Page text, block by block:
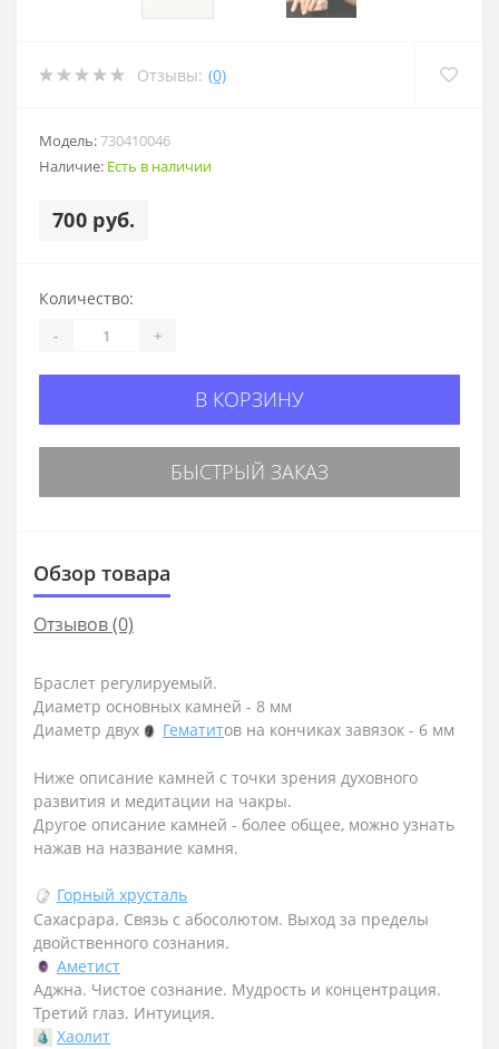
Отзывы: (0)
Модель:730410046
Наличие: Есть в наличии
700 руб.
Количество:
- +
В КОРЗИНУ
БЫСТРЫЙ ЗАКАЗ
Обзор товара
Отзывов (0)
Браслет регулируемый.
Диаметр основных камней - 8 мм
Диаметр двух
Гематитов на кончиках завязок - 6 мм
Ниже описание камней с точки зрения духовного
развития и медитации на чакры.
Другое описание камней - более общее, можно узнать
нажав на название камня.
Горный хрусталь
Сахасрара. Связь с абосолютом. Выход за пределы
двойственного сознания.
Аметист
Аджна. Чистое сознание. Мудрость и концентрация.
Третий глаз. Интуиция.
Хаолит